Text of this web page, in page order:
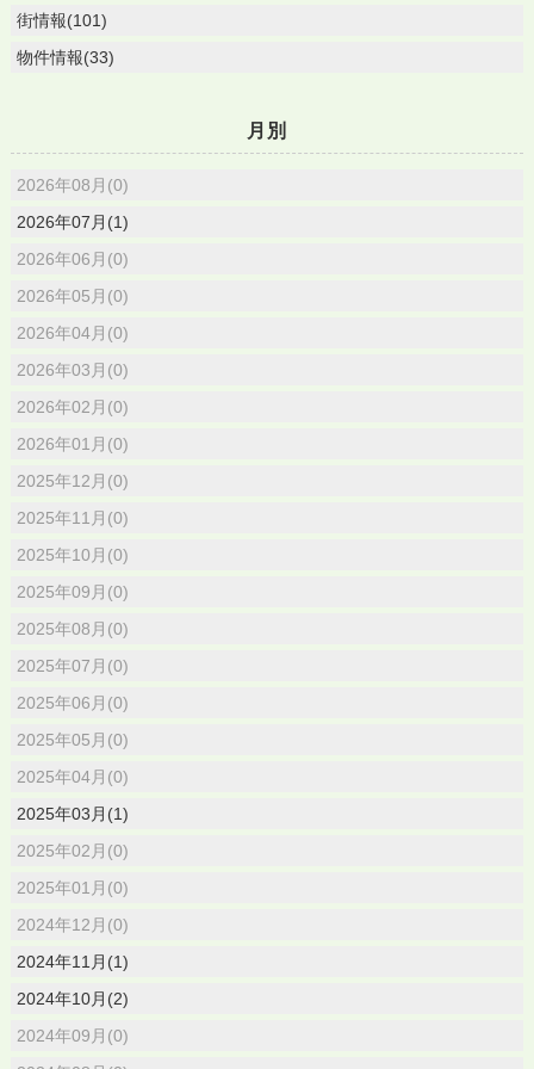
街情報(101)
物件情報(33)
月別
2026年08月(0)
2026年07月(1)
2026年06月(0)
2026年05月(0)
2026年04月(0)
2026年03月(0)
2026年02月(0)
2026年01月(0)
2025年12月(0)
2025年11月(0)
2025年10月(0)
2025年09月(0)
2025年08月(0)
2025年07月(0)
2025年06月(0)
2025年05月(0)
2025年04月(0)
2025年03月(1)
2025年02月(0)
2025年01月(0)
2024年12月(0)
2024年11月(1)
2024年10月(2)
2024年09月(0)